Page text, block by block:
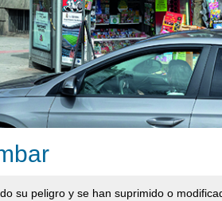
su peligro y se han suprimido o